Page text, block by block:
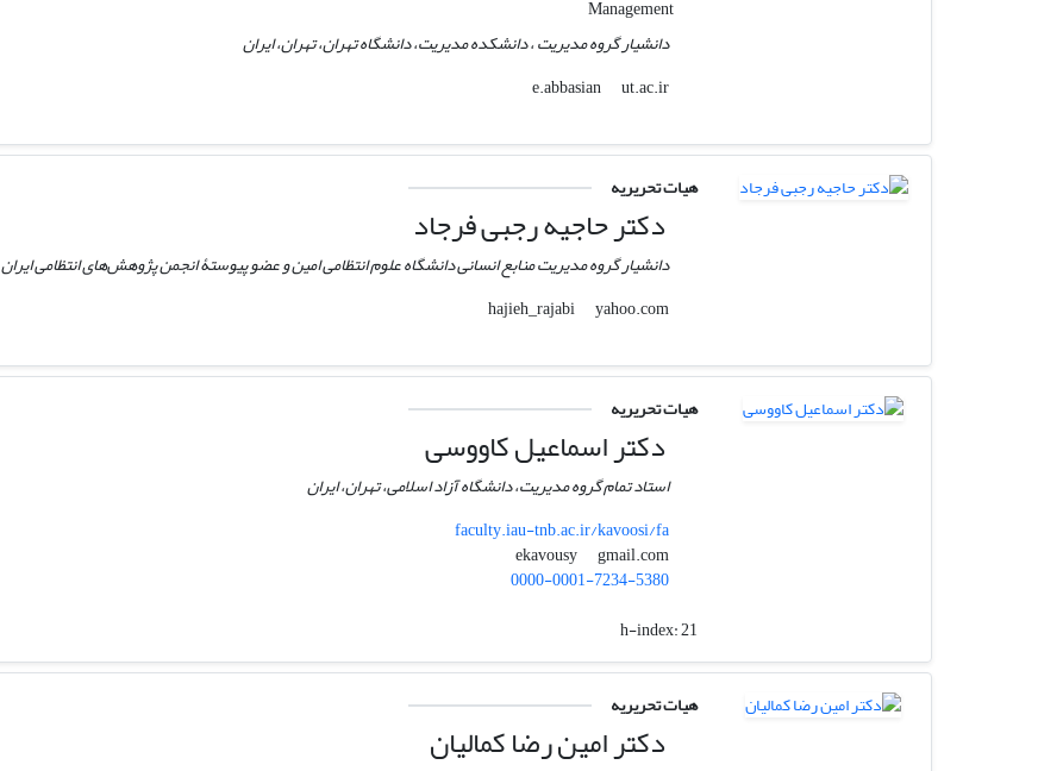
دانشیار گروه مدیریت ، دانشکده مدیریت، دانشگاه تهران، تهران، ایران
ut.ac.ir
هیات تحریریه
دکتر حاجیه رجبی فرجاد
دانشیار گروه مدیریت منابع انسانی دانشگاه علوم انتظامی امین و عضو پیوستۀ انجمن پژوهش‌های انتظامی ایران
yahoo.com
هیات تحریریه
دکتر اسماعیل کاووسی
استاد تمام گروه مدیریت، دانشگاه آزاد اسلامی، تهران، ایران
faculty.iau-tnb.ac.ir/kavoosi/fa
gmail.com
0000-0001-7234-5380
h-index:21
هیات تحریریه
دکتر امین رضا کمالیان